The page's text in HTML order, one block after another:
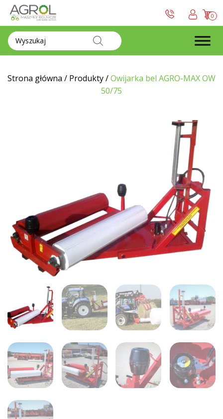
0
Wyszukiwarka
produktów
Strona główna / Produkty/Owijarka bel AGRO-MAX OW
50/75